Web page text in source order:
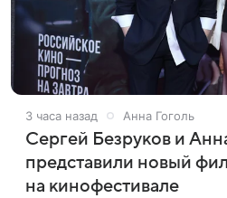
3 часа назад Анна Гоголь
Сергей Безруков и
представили новый
на кинофестивале